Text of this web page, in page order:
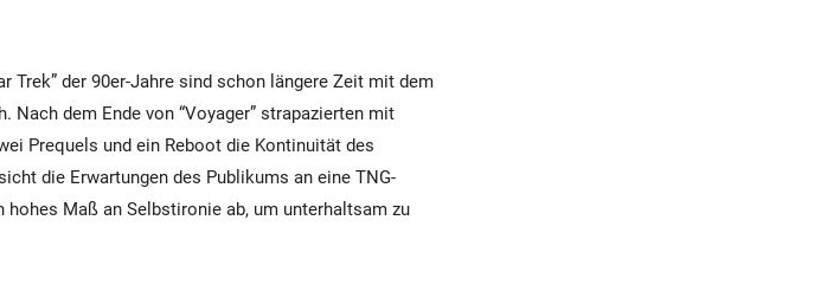
Trek” der 90er-Jahre sind schon längere Zeit mit dem
dem Ende von “Voyager” strapazierten mit
Prequels und ein Reboot die Kontinuität des
die Erwartungen des Publikums an eine TNG-
hohes Maß an Selbstironie ab, um unterhaltsam zu